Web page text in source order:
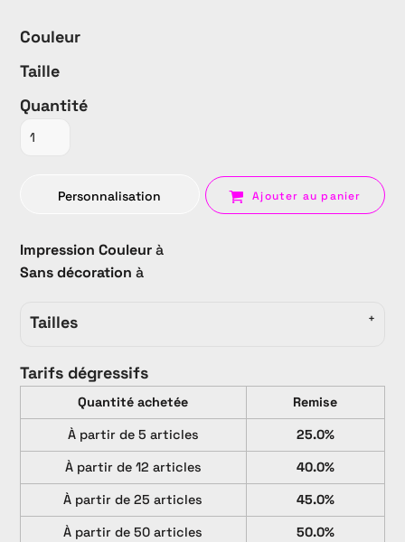
Couleur
Taille
Quantité
Personnalisation Ajouter au panier
Impression Couleurà
Sans décoration à
Tailles
Tarifs dégressifs
Quantité achetée
Remise
À partir de 5 articles
25.0%
À partir de 12 articles
40.0%
À partir de 25 articles
45.0%
À partir de 50 articles
50.0%